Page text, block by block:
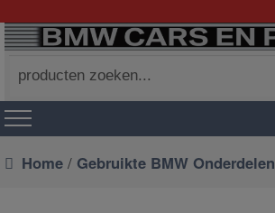
naar:
Home / Gebruikte BMW Onderdelen